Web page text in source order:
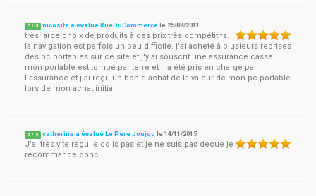
5 / 5 nicosite a évalué RueDuCommerce le 25/08/2011
très large choix de produits à des prix très compétitifs.
la navigation est parfois un peu difficile. j'ai acheté à plusieurs reprises
des pc portables sur ce site et j'y ai souscrit une assurance casse.
mon portable est tombé par terre et il a été pris en charge par
l'assurance et j'ai reçu un bon d'achat de la valeur de mon pc portable
lors de mon achat initial.
5 / 5 catherine a évalué Le Père Joujou le14/11/2015
J'ai très vite reçu le colis pas et je ne suis pas deçue je
recommande donc